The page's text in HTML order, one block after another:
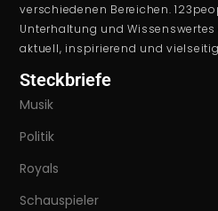
verschiedenen Bereichen.
Unterhaltung und
aktuell, inspirierend und
Steckbriefe
Musik
Politik
Royals
Schauspieler